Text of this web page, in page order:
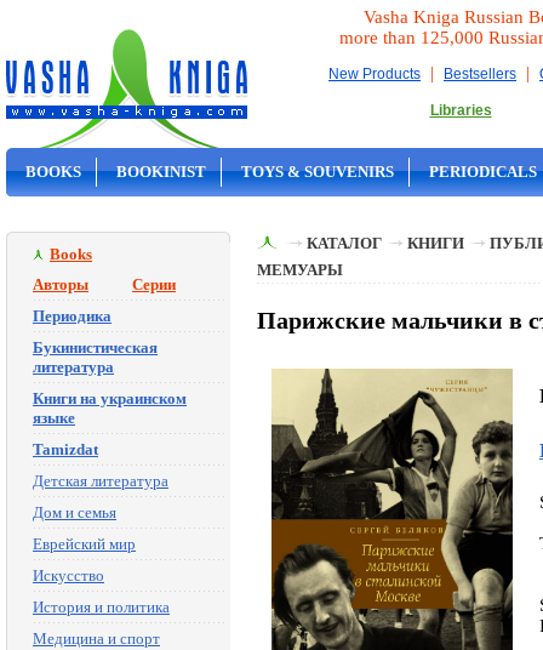
Vasha Kniga Russian
more than 125,000
New Products | Bestsellers |
Libraries
BOOKS BOOKINIST TOYS & SOUVENIRS PERIODICALS
Books
Авторы
Серии
Периодика
Букинистическая
литература
Книги на украинском
языке
Tamizdat
Детская литература
Дом и семья
Еврейский мир
Искусство
История и политика
Медицина и спорт
КАТАЛОГ КНИГИ
МЕМУАРЫ
Парижские мальчики в